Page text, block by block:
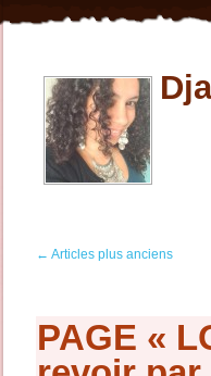
← Articles plus anciens
PAGE «